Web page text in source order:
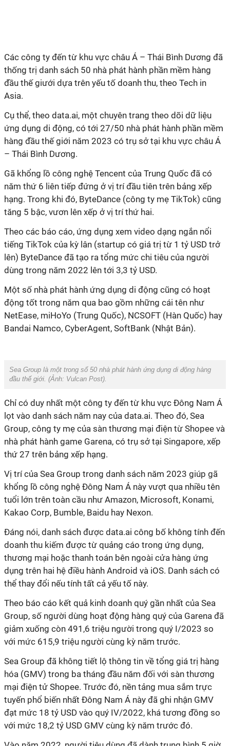
Các công ty đến từ khu vực châu Á – Thái Bình Dương đã
thống trị danh sách 50 nhà phát hành phần mềm hàng
đầu thế giưới dựa trên yếu tố doanh thu, theo Tech in
Asia.
Cụ thể, theo data.ai, một chuyên trang theo dõi dữ liệu
ứng dụng di động, có tới 27/50 nhà phát hành phần mềm
hàng đầu thế giới năm 2023 có trụ sở tại khu vực châu Á
– Thái Bình Dương.
Gã khổng lồ công nghệ Tencent của Trung Quốc đã có
năm thứ 6 liên tiếp đứng ở vị trí đầu tiên trên bảng xếp
hạng. Trong khi đó, ByteDance (công ty mẹ TikTok) cũng
tăng 5 bậc, vươn lên xếp ở vị trí thứ hai.
Theo các báo cáo, ứng dụng xem video dạng ngắn nổi
tiếng TikTok của kỳ lân (startup có giá trị từ 1 tỷ USD trở
lên) ByteDance đã tạo ra tổng mức chi tiêu của người
dùng trong năm 2022 lên tới 3,3 tỷ USD.
Một số nhà phát hành ứng dụng di động cũng có hoạt
động tốt trong năm qua bao gồm những cái tên như
NetEase, miHoYo (Trung Quốc), NCSOFT (Hàn Quốc) hay
Bandai Namco, CyberAgent, SoftBank (Nhật Bản).
Sea Group là một trong số 50 nhà phát hành ứng dụng di động hàng
đầu thế giới. (Ảnh: Vulcan Post).
Chỉ có duy nhất một công ty đến từ khu vực Đông Nam Á
lọt vào danh sách năm nay của data.ai. Theo đó, Sea
Group, công ty mẹ của sàn thương mại điện từ Shopee và
nhà phát hành game Garena, có trụ sở tại Singapore, xếp
thứ 27 trên bảng xếp hạng.
Vị trí của Sea Group trong danh sách năm 2023 giúp gã
khổng lồ công nghệ Đông Nam Á này vượt qua nhiều tên
tuổi lớn trên toàn cầu như Amazon, Microsoft, Konami,
Kakao Corp, Bumble, Baidu hay Nexon.
Đáng nói, danh sách được data.ai công bố không tính đến
doanh thu kiếm được từ quảng cáo trong ứng dụng,
thương mại hoặc thanh toán bên ngoài cửa hàng ứng
dụng trên hai hệ điều hành Android và iOS. Danh sách có
thể thay đổi nếu tính tất cả yếu tố này.
Theo báo cáo kết quả kinh doanh quý gần nhất của Sea
Group, số người dùng hoạt động hàng quý của Garena đã
giảm xuống còn 491,6 triệu người trong quý I/2023 so
với mức 615,9 triệu người cùng kỳ năm trước.
Sea Group đã không tiết lộ thông tin về tổng giá trị hàng
hóa (GMV) trong ba tháng đầu năm đối với sàn thương
mại điện tử Shopee. Trước đó, nền tảng mua sắm trực
tuyến phổ biến nhất Đông Nam Á này đã ghi nhận GMV
đạt mức 18 tỷ USD vào quý IV/2022, khá tương đồng so
với mức 18,2 tỷ USD GMV cùng kỳ năm trước đó.